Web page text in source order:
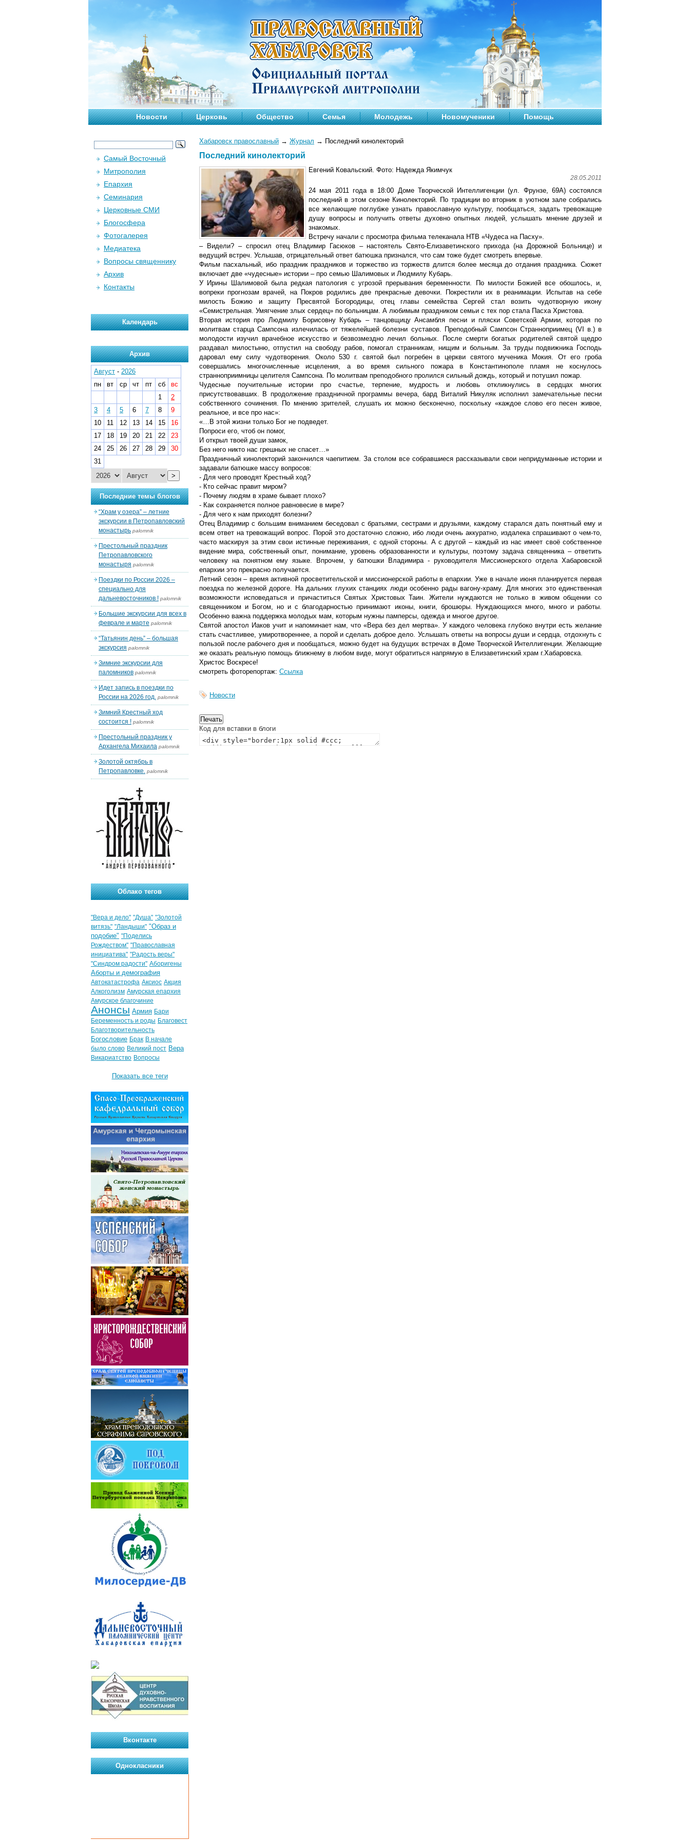
Новости Церковь Общество Семья Молодежь Новомученики Помощь
Хабаровск православный → Журнал → Последний кинолекторий
Последний кинолекторий
Евгений Ковальский. Фото: Надежда Якимчук
28.05.2011
24 мая 2011 года в 18:00 Доме Творческой Интеллигенции (ул. Фрунзе, 69А) состоялся
последний в этом сезоне Кинолекторий. По традиции во вторник в уютном зале собрались
все желающие поглубже узнать православную культуру, пообщаться, задать тревожащие
душу вопросы и получить ответы духовно опытных людей, услышать мнение друзей и
знакомых.
Встречу начали с просмотра фильма телеканала НТВ «Чудеса на Пасху».
– Видели? – спросил отец Владимир Гасюков – настоятель Свято-Елизаветинского прихода (на Дорожной Больнице) и
ведущий встреч. Услышав, отрицательный ответ батюшка признался, что сам тоже будет смотреть впервые.
Фильм пасхальный, ибо праздник праздников и торжество из торжеств длится более месяца до отдания праздника. Сюжет
включает две «чудесные» истории – про семью Шалимовых и Людмилу Кубарь.
У Ирины Шалимовой была редкая патология с угрозой прерывания беременности. По милости Божией все обошлось, и,
вопреки прогнозам врачей, на Покров родились две прекрасные девочки. Покрестили их в реанимации. Испытав на себе
милость Божию и защиту Пресвятой Богородицы, отец главы семейства Сергей стал возить чудотворную икону
«Семистрельная. Умягчение злых сердец» по больницам. А любимым праздником семьи с тех пор стала Пасха Христова.
Вторая история про Людмилу Борисовну Кубарь – танцовщицу Ансамбля песни и пляски Советской Армии, которая по
молитвам старца Сампсона излечилась от тяжелейшей болезни суставов. Преподобный Сампсон Странноприимец (VI в.) в
молодости изучил врачебное искусство и безвозмездно лечил больных. После смерти богатых родителей святой щедро
раздавал милостыню, отпустил на свободу рабов, помогал странникам, нищим и больным. За труды подвижника Господь
даровал ему силу чудотворения. Около 530 г. святой был погребен в церкви святого мученика Мокия. От его гроба
совершались многочисленные исцеления, а во время сильного пожара в Константинополе пламя не коснулось
странноприимницы целителя Сампсона. По молитвам преподобного пролился сильный дождь, который и потушил пожар.
Чудесные поучительные истории про счастье, терпение, мудрость и любовь откликнулись в сердцах многих
присутствовавших. В продолжение праздничной программы вечера, бард Виталий Никуляк исполнил замечательные песни
собственного сочинения. По мнению зрителей, слушать их можно бесконечно, поскольку «каждое слово его песен живое,
реальное, и все про нас»:
«…В этой жизни только Бог не подведет.
Попроси его, чтоб он помог,
И открыл твоей души замок,
Без него никто нас грешных не спасет…»
Праздничный кинолекторий закончился чаепитием. За столом все собравшиеся рассказывали свои непридуманные истории и
задавали батюшке массу вопросов:
- Для чего проводят Крестный ход?
- Кто сейчас правит миром?
- Почему людям в храме бывает плохо?
- Как сохраняется полное равновесие в мире?
- Для чего к нам приходят болезни?
Отец Владимир с большим вниманием беседовал с братьями, сестрами и друзьями, каждому старался дать понятный ему и
всем ответ на тревожащий вопрос. Порой это достаточно сложно, ибо люди очень аккуратно, издалека спрашивают о чем-то,
часто маскируя за этим свои истинные переживания, с одной стороны. А с другой – каждый из нас имеет своё собственное
видение мира, собственный опыт, понимание, уровень образованности и культуры, поэтому задача священника – ответить
человеку на понятном ему языке. Впрочем, у батюшки Владимира - руководителя Миссионерского отдела Хабаровской
епархии это прекрасно получается.
Летний сезон – время активной просветительской и миссионерской работы в епархии. Уже в начале июня планируется первая
поездка по железной дороге. На дальних глухих станциях люди особенно рады вагону-храму. Для многих это единственная
возможности исповедаться и причаститься Святых Христовых Таин. Жители нуждаются не только в живом общении со
священником и Богом, но и с благодарностью принимают иконы, книги, брошюры. Нуждающихся много, много и работы.
Особенно важна поддержка молодых мам, которым нужны памперсы, одежда и многое другое.
Святой апостол Иаков учит и напоминает нам, что «Вера без дел мертва». У каждого человека глубоко внутри есть желание
стать счастливее, умиротвореннее, а порой и сделать доброе дело. Услышать ответы на вопросы души и сердца, отдохнуть с
пользой после рабочего дня и пообщаться, можно будет на будущих встречах в Доме Творческой Интеллигенции. Желающие
же оказать реальную помощь ближнему в любом виде, могут обратиться напрямую в Елизаветинский храм г.Хабаровска.
Христос Воскресе!
смотреть фоторепортаж: Ссылка
Новости
Код для вставки в блоги
Самый Восточный
Митрополия
Епархия
Семинария
Церковные СМИ
Блогосфера
Фотогалерея
Медиатека
Вопросы священнику
Архив
Контакты
Календарь
Архив
Август - 2026
пн
вт ср чт пт сб
вс
1
2
3
4 5 6 7 8
9
10
11 12 13 14 15
16
17
18 19 20 21 22
23
24
25 26 27 28 29
30
31
>
Последние темы блогов
“Храм у озера” – летние
экскурсии в Петропавловский
монастырь palomnik
Престольный праздник
Петропавловского
монастыря palomnik
Поездки по России 2026 –
специально для
дальневосточников ! palomnik
Большие экскурсии для всех в
феврале и марте palomnik
“Татьянин день” – большая
экскурсия palomnik
Зимние экскурсии для
паломников palomnik
Идет запись в поездки по
России на 2026 год. palomnik
Зимний Крестный ход
состоится ! palomnik
Престольный праздник у
Архангела Михаила palomnik
Золотой октябрь в
Петропавловке. palomnik
Облако тегов
"Вера и дело" "Душа" "Золотой
витязь" "Ландыши" "Образ и
подобие" "Поделись
Рождеством" "Православная
инициатива" "Радость веры"
"Синдром радости" Аборигены
Аборты и демография
Автокатастрофа Аксиос Акция
Алкоголизм Амурская епархия
Амурское благочиние
Анонсы Армия Бари
Беременность и роды Благовест
Благотворительность
Богословие Брак В начале
было слово Великий пост Вера
Викариатство Вопросы
Показать все теги
Вконтакте
Однокласники